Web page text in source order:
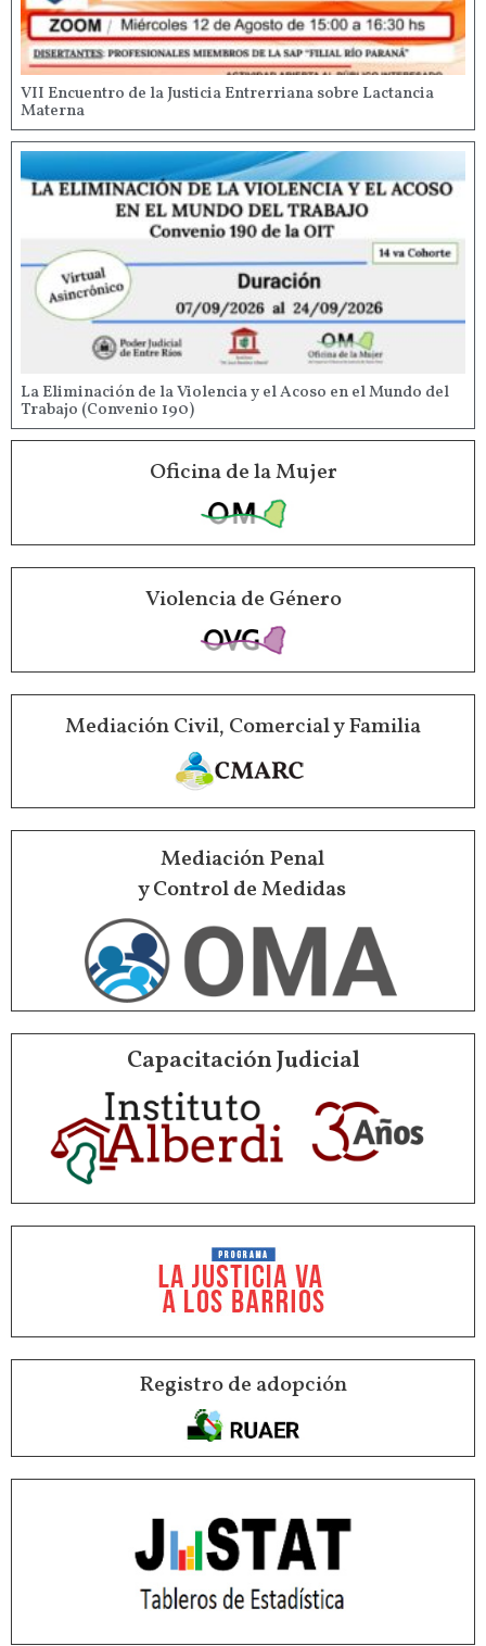
VII Encuentro de la Justicia Entrerriana sobre Lactancia
Materna
La Eliminación de la Violencia y el Acoso en el Mundo del
Trabajo (Convenio 190)
Oficina de la Mujer
Violencia de Género
Mediación Civil, Comercial y Familia
Mediación Penal
y Control de Medidas
Capacitación Judicial
Registro de adopción